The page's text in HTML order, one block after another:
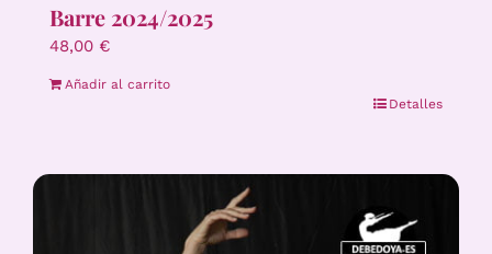
Barre 2024/2025
48,00 €
Añadir al carrito
Detalles